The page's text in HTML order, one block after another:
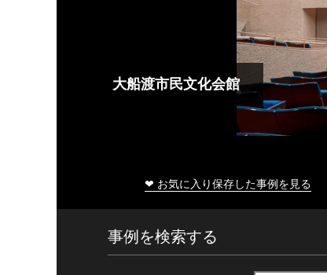
大船渡市民文化会館
❤ お気に入り保存した事例を見る
事例を検索する